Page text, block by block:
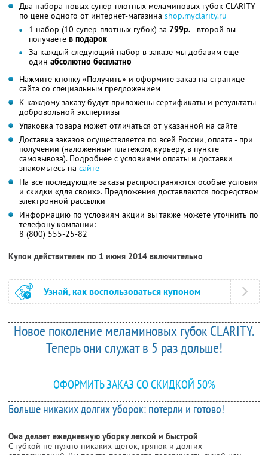
Два набора новых супер-плотных меламиновых губок CLARITY
по цене одного от интернет-магазина shop.myclarity.ru
1 набор (10 супер-плотных губок) за 799р.- второй вы
получаете в подарок
За каждый следующий набор в заказе мы добавим еще
один абсолютно бесплатно
Нажмите кнопку «Получить» и оформите заказ на странице
сайта со специальным предложением
К каждому заказу будут приложены сертификаты и результаты
добровольной экспертизы
Упаковка товара может отличаться от указанной на сайте
Доставка заказов осуществляется по всей России, оплата - при
получении (наложенным платежом, курьеру, в пункте
самовывоза). Подробнее с условиями оплаты и доставки
знакомьтесь на сайте
На все последующие заказы распространяются особые условия
и скидки «для своих». Предложения доставляются посредством
электронной рассылки
Информацию по условиям акции вы также можете уточнить по
телефону компании:
8 (800) 555-25-82
Купон действителен по 1 июня 2014 включительно
Узнай, как воспользоваться купоном
Новое поколение меламиновых губок CLARITY.
Теперь они служат в 5 раз дольше!
ОФОРМИТЬ ЗАКАЗ СО СКИДКОЙ 50%
Больше никаких долгих уборок: потерли и готово!
Она делает ежедневную уборку легкой и быстрой
С губкой не нужно никаких щеток, тряпок и долгих